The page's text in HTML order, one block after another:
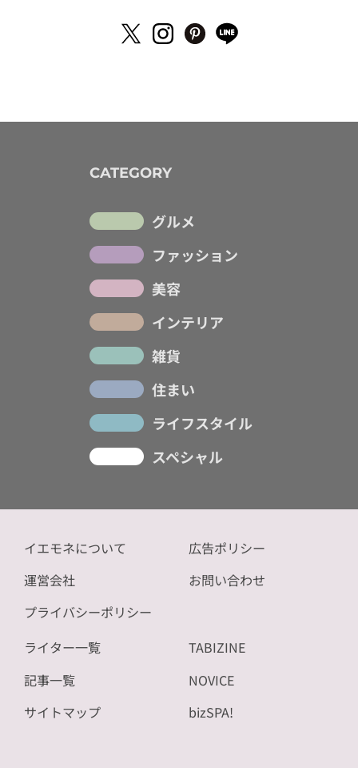
CATEGORY
グルメ
ファッション
美容
インテリア
雑貨
住まい
ライフスタイル
スペシャル
イエモネについて
運営会社
プライバシーポリシー
広告ポリシー
お問い合わせ
ライター一覧
記事一覧
サイトマップ
TABIZINE
NOVICE
bizSPA!